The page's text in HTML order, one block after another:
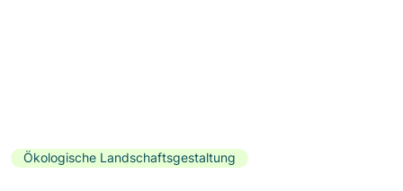
Ökologische Landschaftsgestaltung